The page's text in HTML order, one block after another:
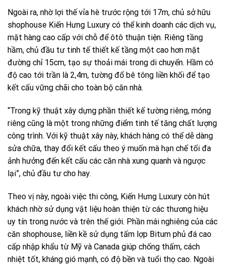
Ngoài ra, nhờ lợi thế vỉa hè trước rộng tới 17m, chủ sở hữu
shophouse Kiến Hưng Luxury có thể kinh doanh các dịch vụ,
mặt hàng cao cấp với chỗ để ôtô thuận tiện. Riêng tầng
hầm, chủ đầu tư tinh tế thiết kế tầng một cao hơn mặt
đường chỉ 15cm, tạo sự thoải mái trong di chuyển. Hầm có
độ cao tới trần là 2,4m, tường đổ bê tông liền khối để tạo
kết cấu vững chãi cho toàn bộ căn nhà.
“Trong kỹ thuật xây dựng phần thiết kế tường riêng, móng
riêng cũng là một trong những điểm tinh tế tăng chất lượng
công trình. Với kỹ thuật xây này, khách hàng có thể dễ dàng
sửa chữa, thay đổi kết cấu theo ý muốn mà hạn chế tối đa
ảnh hưởng đến kết cấu các căn nhà xung quanh và ngược
lại”, chủ đầu tư cho hay.
Theo vị này, ngoài việc thi công, Kiến Hưng Luxury còn hút
khách nhờ sử dụng vật liệu hoàn thiện từ các thương hiệu
uy tín trong nước và trên thế giới. Phần mái nghiêng của các
căn shophouse, liền kề sử dụng tấm lợp Bitum phủ đá cao
cấp nhập khẩu từ Mỹ và Canada giúp chống thấm, cách
nhiệt tốt, kháng gió mạnh, có độ bền và tuổi thọ cao. Ngoài